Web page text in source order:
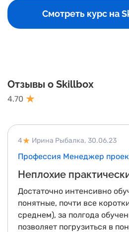
Смотреть курс на
Отзывы о Skillbox
4.70
4 30.06.23
Ирина Рыбалка,
Профессия Менеджер
Неплохие
Достаточно интенсивно
понятные, почти все
среднем), за полгода
позволяет погрузиться в